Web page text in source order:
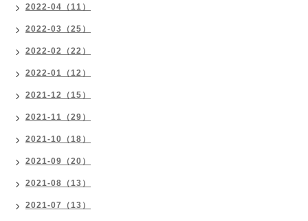
2022-04（11）
2022-03（25）
2022-02（22）
2022-01（12）
2021-12（15）
2021-11（29）
2021-10（18）
2021-09（20）
2021-08（13）
2021-07（13）